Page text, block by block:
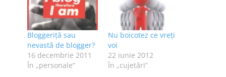
Bloggeriţă sau
nevastă de blogger?
16 decembrie 2011
În „personale”
Nu boicotez ce vreţi
voi
22 iunie 2012
În „cujetări”